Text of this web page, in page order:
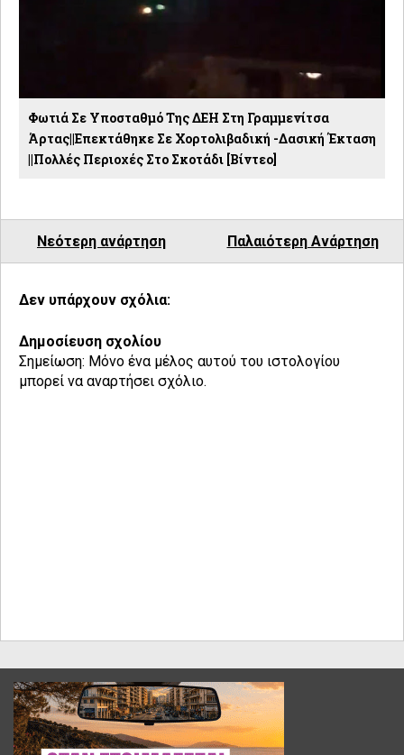
Φωτιά Σε Υποσταθμό Της ΔΕΗ Στη Γραμμενίτσα
Άρτας||Επεκτάθηκε Σε Χορτολιβαδική -δασική Έκταση
||Πολλές Περιοχές Στο Σκοτάδι [βίντεο]
Νεότερη ανάρτηση Παλαιότερη Ανάρτηση
Δεν υπάρχουν σχόλια:
Δημοσίευση σχολίου
Σημείωση: Μόνο ένα μέλος αυτού του ιστολογίου
μπορεί να αναρτήσει σχόλιο.